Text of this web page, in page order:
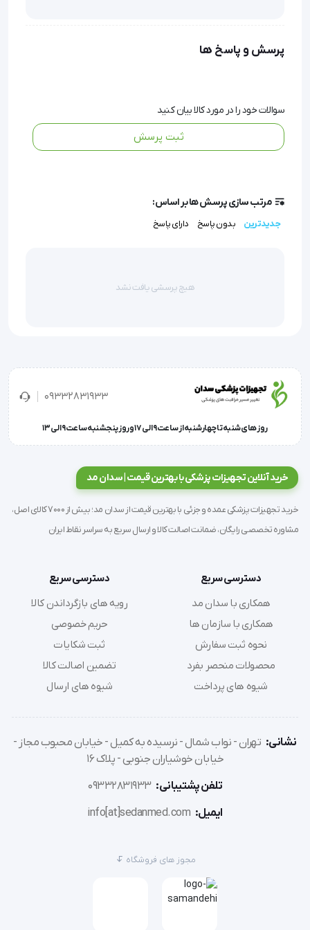
جهت استفاده در بخش دندان پزشکی و جراحی تولید و در
این گاز دندان پزشکی مطلوب است و در طول 10 ثانیه
جراحی کاوه هم اکنون توسط فروشگاه تجهیزات پزشکی
سدان مد نیز عرضه می‌شود.
مشخصات کلی محصول
محصول: گاز دندان پزشکی و جراحی
ساخت: ایران
کاربرد: دندان پزشکی، جراحی
پرسش و پاسخ ها
سوالات خود را در مورد کالا بیان کنید
ثبت پرسش
مرتب سازی پرسش ها بر اساس:
جدیدترین بدون پاسخ دارای پاسخ
هیچ پرسشی یافت نشد
09332831933
روز های شنبه تا چهارشنبه از ساعت 9 الی 17 و روز پنجشنبه ساعت 9 الی 13
خرید آنلاین تجهیزات پزشکی با بهترین قیمت | سدان مد
خرید تجهیزات پزشکی عمده و جزئی با بهترین قیمت از سدان مد؛ بیش از 7000 کالای اصل،
مشاوره تخصصی رایگان، ضمانت اصالت کالا و ارسال سریع به سراسر نقاط ایران
دسترسی سریع
همکاری با سدان مد
همکاری با سازمان ها
نحوه ثبت سفارش
محصولات منحصر بفرد
شیوه های پرداخت
دسترسی سریع
رویه های بازگرداندن کالا
حریم خصوصی
ثبت شکایات
تضمین اصالت کالا
شیوه های ارسال
نشانی: تهران - نواب شمال - نرسیده به کمیل - خیابان محبوب مجاز -
خیابان خوشیاران جنوبی - پلاک 16
تلفن پشتیبانی: 09332831933
ایمیل: info[at]sedanmed.com
مجوز های فروشگاه